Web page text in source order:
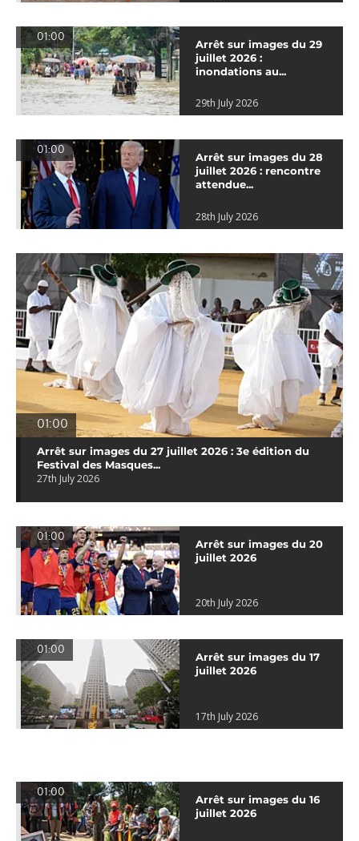
01:00
Arrêt sur images du 29
juillet 2026 :
inondations au...
29th July 2026
01:00
Arrêt sur images du 28
juillet 2026 : rencontre
attendue...
28th July 2026
01:00
Arrêt sur images du 27 juillet 2026 : 3e édition du
Festival des Masques...
27th July 2026
01:00
Arrêt sur images du 20
juillet 2026
20th July 2026
01:00
Arrêt sur images du 17
juillet 2026
17th July 2026
01:00
Arrêt sur images du 16
juillet 2026